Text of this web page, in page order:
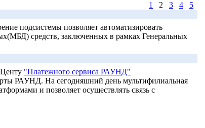
1
2 3 4
5
подсистемы позволяет автоматизировать
средств, заключенных в рамках Генеральных
"Платежного сервиса РАУНД"
РАУНД. На сегодняшний день мультифилиальная
и позволяет осуществлять связь с